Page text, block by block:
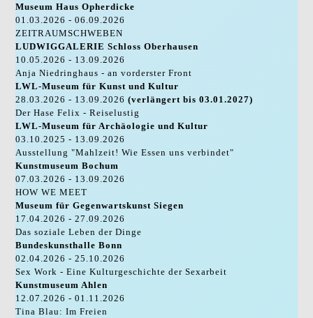
Museum Haus Opherdicke
01.03.2026 - 06.09.2026
ZEITRAUMSCHWEBEN
LUDWIGGALERIE Schloss Oberhausen
10.05.2026 - 13.09.2026
Anja Niedringhaus - an vorderster Front
LWL-Museum für Kunst und Kultur
28.03.2026 - 13.09.2026(verlängert bis 03.01.2027)
Der Hase Felix - Reiselustig
LWL-Museum für Archäologie und Kultur
03.10.2025 - 13.09.2026
Ausstellung "Mahlzeit! Wie Essen uns verbindet"
Kunstmuseum Bochum
07.03.2026 - 13.09.2026
HOW WE MEET
Museum für Gegenwartskunst Siegen
17.04.2026 - 27.09.2026
Das soziale Leben der Dinge
Bundeskunsthalle Bonn
02.04.2026 - 25.10.2026
Sex Work - Eine Kulturgeschichte der Sexarbeit
Kunstmuseum Ahlen
12.07.2026 - 01.11.2026
Tina Blau: Im Freien